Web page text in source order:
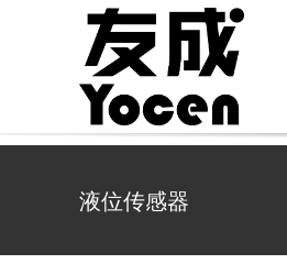
液位传感器